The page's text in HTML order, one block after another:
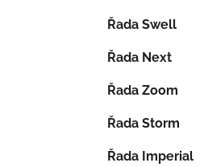
Řada Swell
Řada Next
Řada Zoom
Řada Storm
Řada Imperial